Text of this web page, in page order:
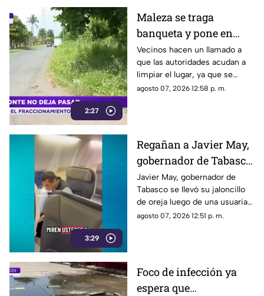
2:27
Maleza se traga
banqueta y pone en
riesgo a peatones del
Floresta en Veracruz
Vecinos hacen un llamado a
que las autoridades acudan a
limpiar el lugar, ya que se
deben bajar al arroyo vehicular
agosto 07, 2026 12:58 p. m.
3:29
Regañan a Javier May,
gobernador de Tabasco
por viajar en PRIMERA
CLASE
Javier May, gobernador de
Tabasco se llevó su jaloncillo
de oreja luego de una usuaria
lo exhibiera viajando en
agosto 07, 2026 12:51 p. m.
Foco de infección ya
espera que